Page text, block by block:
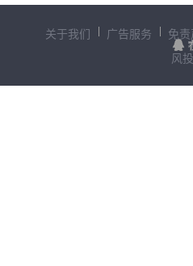
关于我们 广告服务
免
风